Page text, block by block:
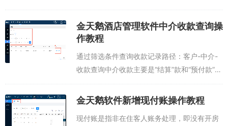
社名称设置后，不建议再原团队/旅行社基础上
进行修改名称继续使用。如团队/旅行社名称A
改为团队/旅行社名称B...
金天鹅酒店管理软件中介收款查询操
作教程
通过筛选条件查询收款记录路径：客户-中介-
收款查询中介收款主要是“结算”款和“预付款”，
其中预付款是与中介签约时中介付给酒店的订
金，结算款是中介月结，季度结账时打给客户
金天鹅软件新增现付账操作教程
现付账是指非在住客人账务处理，即没有开房